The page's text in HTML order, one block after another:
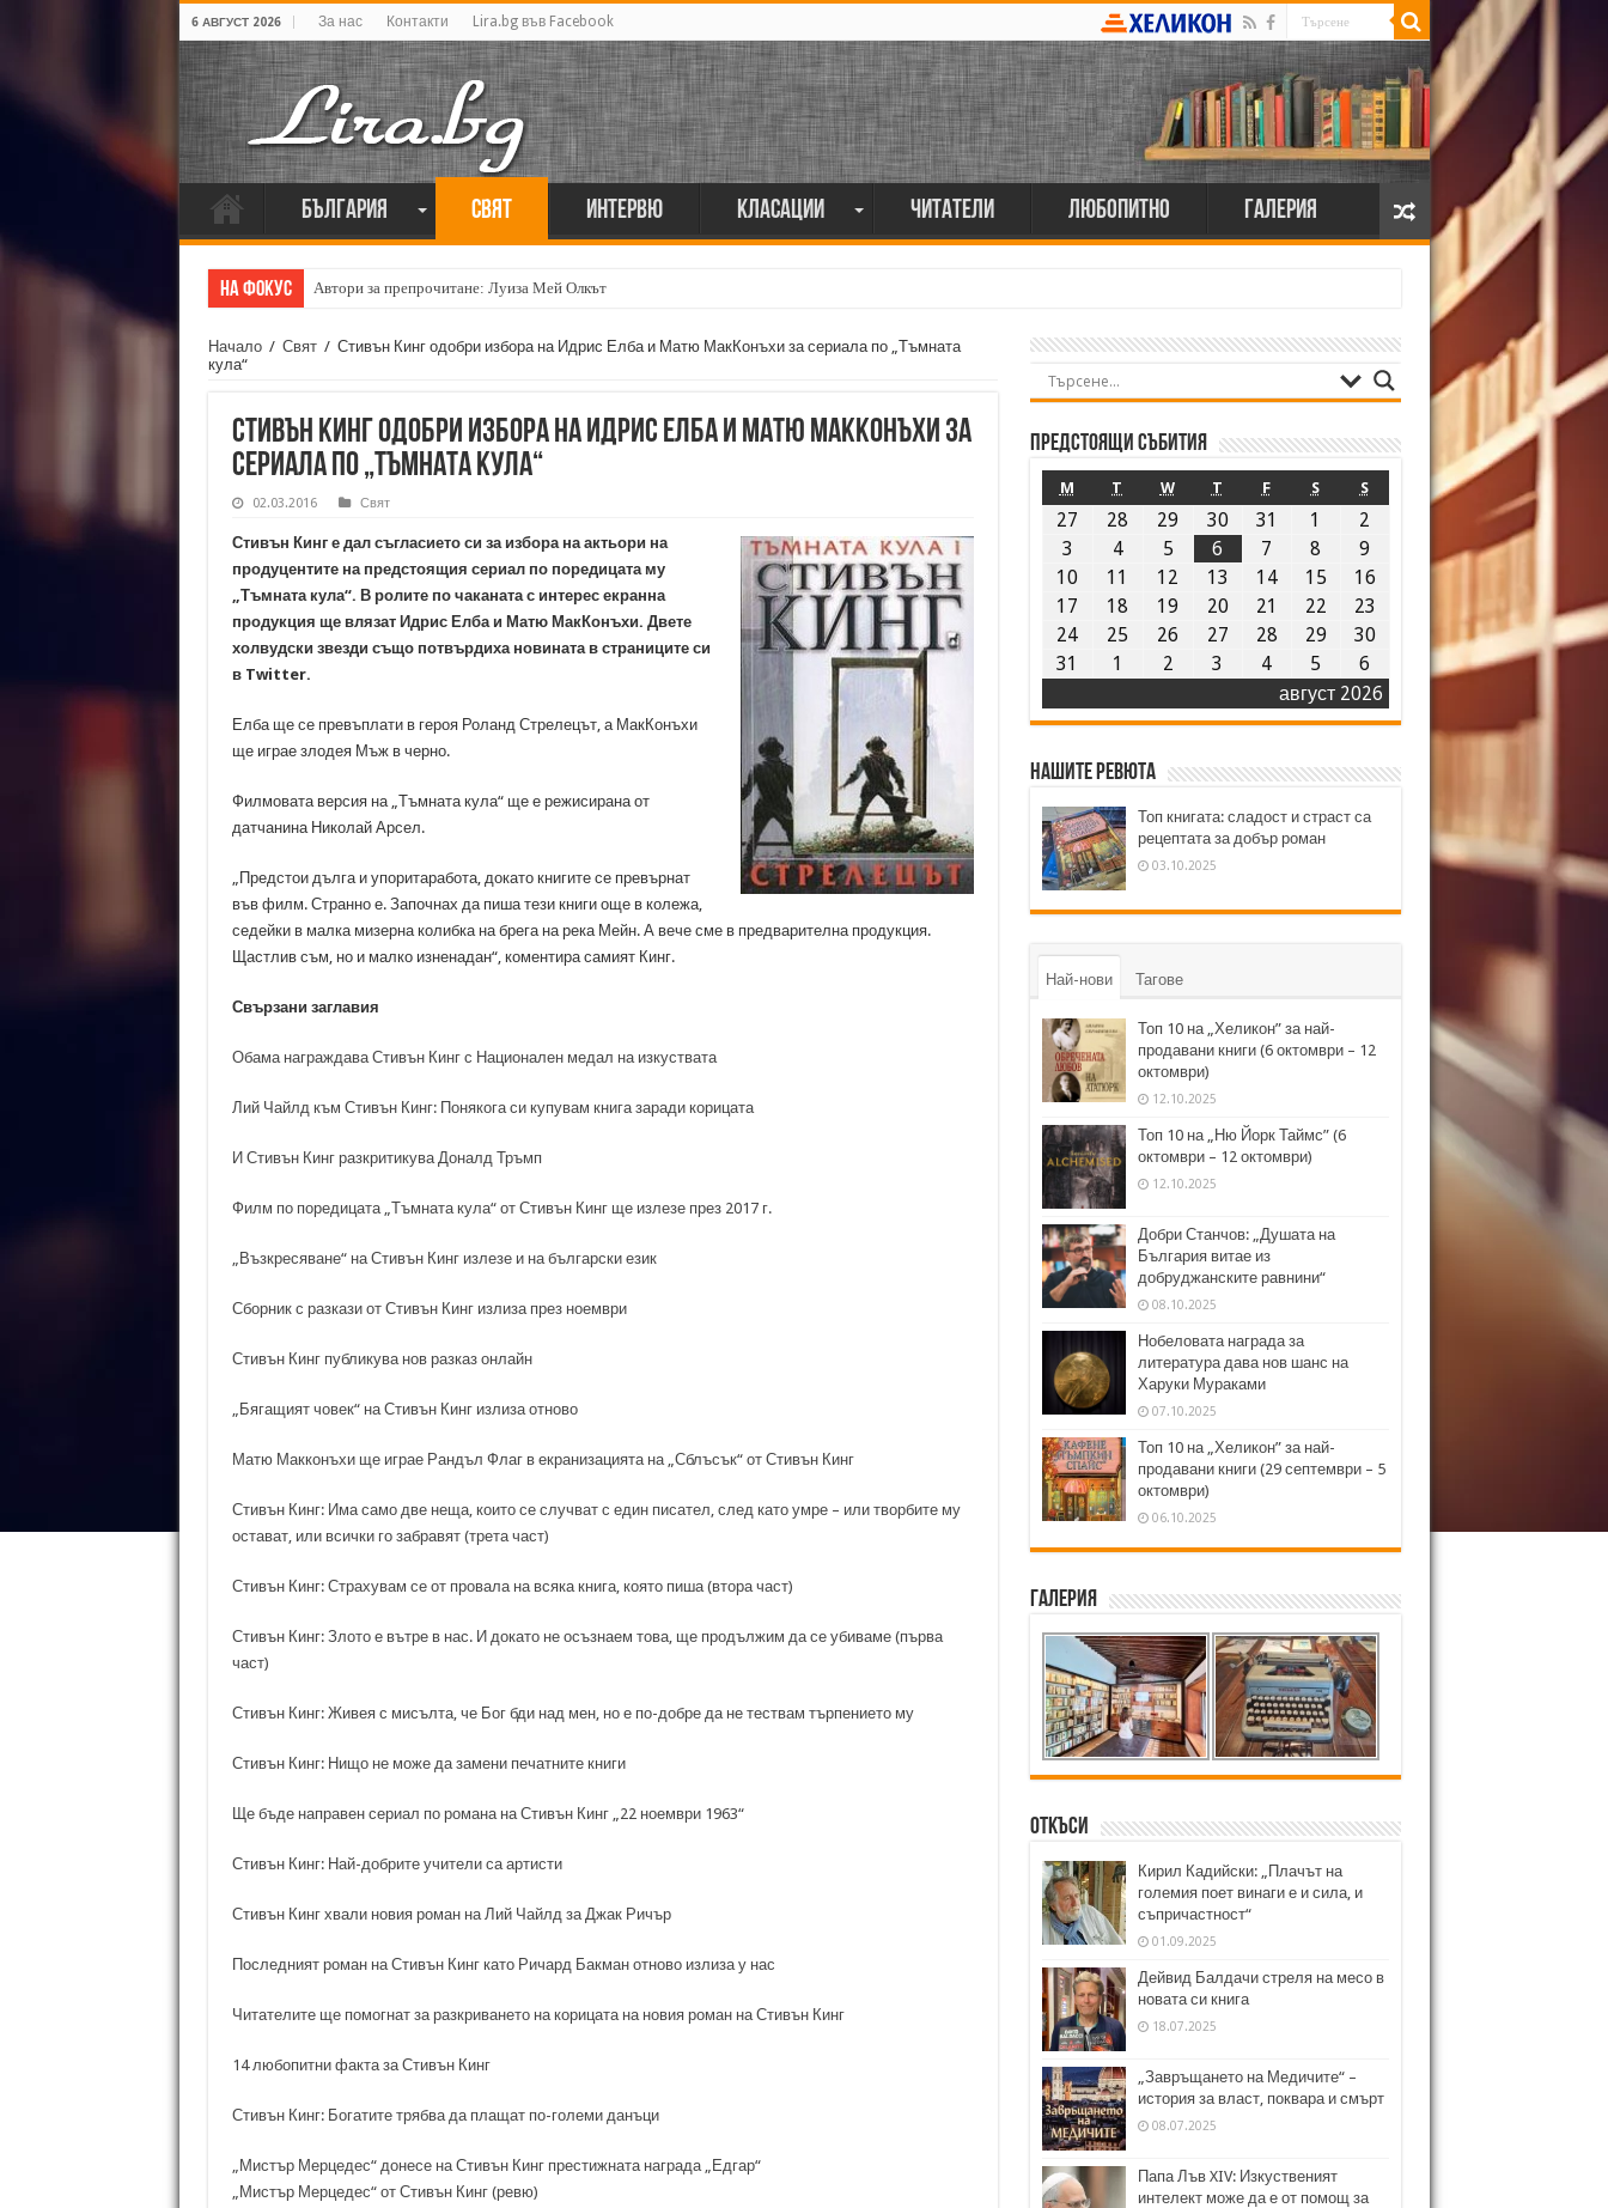
6 АВГУСТ 2026 За нас Контакти Lira.bg във Facebook
България Свят Интервю Класации Читатели Любопитно Галерия
На фокус Автори за препрочитане: Луиза Мей Олкът
Начало / Свят / Стивън Кинг одобри избора на Идрис Елба и Матю МакКонъхи за сериала по „Тъмната
кула“
Стивън Кинг одобри избора на Идрис Елба и Матю МакКонъхи за
сериала по „Тъмната кула“
02.03.2016 Свят
Стивън Кинг е дал съгласието си за избора на актьори на
продуцентите на предстоящия сериал по поредицата му
„Тъмната кула“. В ролите по чаканата с интерес екранна
продукция ще влязат Идрис Елба и Матю МакКонъхи. Двете
холвудски звезди също потвърдиха новината в страниците си
в Twitter.
Елба ще се превъплати в героя Роланд Стрелецът, а МакКонъхи
ще играе злодея Мъж в черно.
Филмовата версия на „Тъмната кула“ ще е режисирана от
датчанина Николай Арсел.
„Предстои дълга и упоритаработа, докато книгите се превърнат
във филм. Странно е. Започнах да пиша тези книги още в колежа,
седейки в малка мизерна колибка на брега на река Мейн. А вече сме в предварителна продукция.
Щастлив съм, но и малко изненадан“, коментира самият Кинг.
Свързани заглавия
Обама награждава Стивън Кинг с Национален медал на изкуствата
Лий Чайлд към Стивън Кинг: Понякога си купувам книга заради корицата
И Стивън Кинг разкритикува Доналд Тръмп
Филм по поредицата „Тъмната кула“ от Стивън Кинг ще излезе през 2017 г.
„Възкресяване“ на Стивън Кинг излезе и на български език
Сборник с разкази от Стивън Кинг излиза през ноември
Стивън Кинг публикува нов разказ онлайн
„Бягащият човек“ на Стивън Кинг излиза отново
Матю Макконъхи ще играе Рандъл Флаг в екранизацията на „Сблъсък“ от Стивън Кинг
Стивън Кинг: Има само две неща, които се случват с един писател, след като умре – или творбите му
остават, или всички го забравят (трета част)
Стивън Кинг: Страхувам се от провала на всяка книга, която пиша (втора част)
Стивън Кинг: Злото е вътре в нас. И докато не осъзнаем това, ще продължим да се убиваме (първа
част)
Стивън Кинг: Живея с мисълта, че Бог бди над мен, но е по-добре да не тествам търпението му
Стивън Кинг: Нищо не може да замени печатните книги
Ще бъде направен сериал по романа на Стивън Кинг „22 ноември 1963“
Стивън Кинг: Най-добрите учители са артисти
Стивън Кинг хвали новия роман на Лий Чайлд за Джак Ричър
Последният роман на Стивън Кинг като Ричард Бакман отново излиза у нас
Читателите ще помогнат за разкриването на корицата на новия роман на Стивън Кинг
14 любопитни факта за Стивън Кинг
Стивън Кинг: Богатите трябва да плащат по-големи данъци
„Мистър Мерцедес“ донесе на Стивън Кинг престижната награда „Едгар“
„Мистър Мерцедес“ от Стивън Кинг (ревю)
Предстоящи събития
август 2026
M T W T F S S
27 28 29 30 31 1
2
3
4 5 6 7 8
9
10
11 12 13 14 15
16
17
18 19 20 21 22
23
24
25 26 27 28 29
30
31
1 2 3 4 5 6
Нашите ревюта
Топ книгата: сладост и страст са
рецептата за добър роман
03.10.2025
Най-нови Тагове
Топ 10 на „Хеликон” за най-
продавани книги (6 октомври – 12
октомври)
12.10.2025
Топ 10 на „Ню Йорк Таймс” (6
октомври – 12 октомври)
12.10.2025
Добри Станчов: „Душата на
България витае из
добруджанските равнини“
08.10.2025
Нобеловата награда за
литература дава нов шанс на
Харуки Мураками
07.10.2025
Топ 10 на „Хеликон” за най-
продавани книги (29 септември – 5
октомври)
06.10.2025
Галерия
Откъси
Кирил Кадийски: „Плачът на
големия поет винаги е и сила, и
съпричастност“
01.09.2025
Дейвид Балдачи стреля на месо в
новата си книга
18.07.2025
„Завръщането на Медичите“ –
история за власт, поквара и смърт
08.07.2025
Папа Лъв XIV: Изкуственият
интелект може да е от помощ за